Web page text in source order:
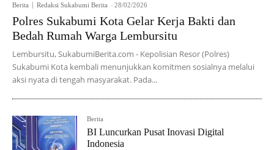
Berita Redaksi Sukabumi Berita - 28/02/2026
Polres Sukabumi Kota Gelar Kerja Bakti dan
Bedah Rumah Warga Lembursitu
Lembursitu, SukabumiBerita.com - Kepolisian Resor (Polres)
Sukabumi Kota kembali menunjukkan komitmen sosialnya melalui
aksi nyata di tengah masyarakat. Pada...
Berita
BI Luncurkan Pusat Inovasi Digital
Indonesia